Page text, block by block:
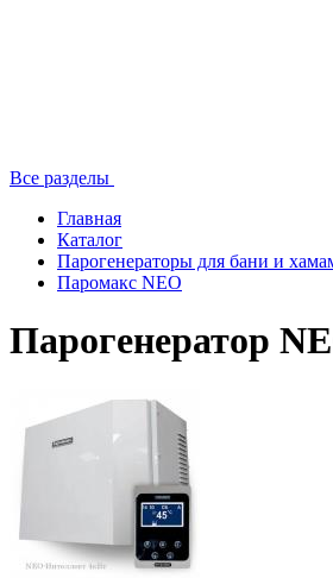
Все разделы
Главная
Каталог
Парогенераторы для бани и
Паромакс NEO
Парогенератор